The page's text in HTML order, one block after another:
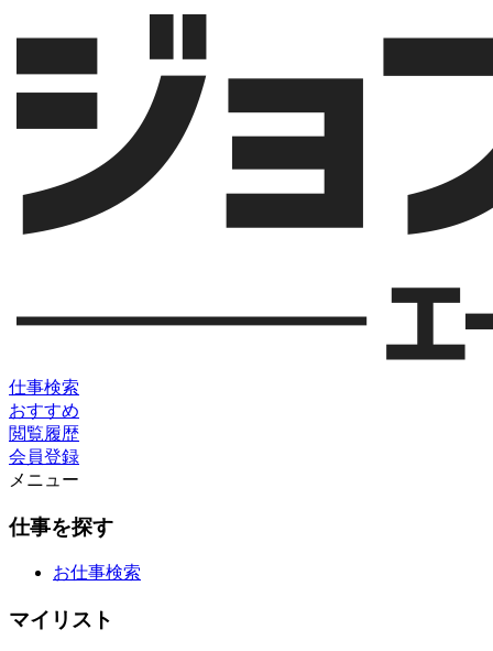
仕事検索
おすすめ
閲覧履歴
会員登録
メニュー
仕事を探す
お仕事検索
マイリスト